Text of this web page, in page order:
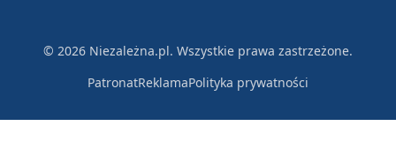
© 2026 Niezależna.pl. Wszystkie prawa zastrzeżone.
PatronatReklamaPolityka prywatności